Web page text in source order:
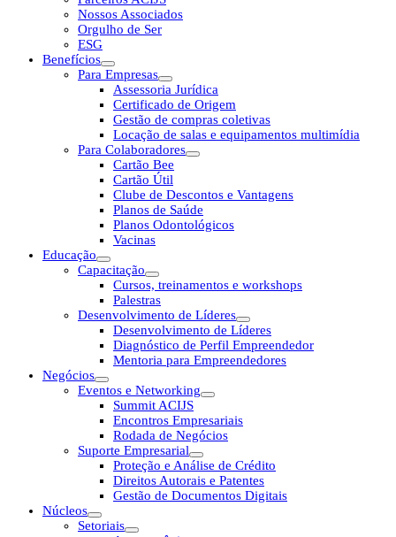
Nossos Associados
Orgulho de Ser
ESG
Benefícios
Para Empresas
Assessoria Jurídica
Certificado de Origem
Gestão de compras coletivas
Locação de salas e equipamentos multimídia
Para Colaboradores
Cartão Bee
Cartão Útil
Clube de Descontos e Vantagens
Planos de Saúde
Planos Odontológicos
Vacinas
Educação
Capacitação
Cursos, treinamentos e workshops
Palestras
Desenvolvimento de Líderes
Desenvolvimento de Líderes
Diagnóstico de Perfil Empreendedor
Mentoria para Empreendedores
Negócios
Eventos e Networking
Summit ACIJS
Encontros Empresariais
Rodada de Negócios
Suporte Empresarial
Proteção e Análise de Crédito
Direitos Autorais e Patentes
Gestão de Documentos Digitais
Núcleos
Setoriais